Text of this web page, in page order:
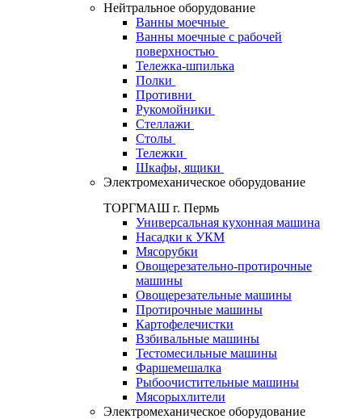
Нейтральное оборудование
Ванны моечные
Ванны моечные с рабочей
поверхностью
Тележка-шпилька
Полки
Противни
Рукомойники
Стеллажи
Столы
Тележки
Шкафы, ящики
Электромеханическое оборудование
ТОРГМАШ г. Пермь
Универсальная кухонная машина
Насадки к УКМ
Мясорубки
Овощерезательно-протирочные
машины
Овощерезательные машины
Протирочные машины
Картофелечистки
Взбивальные машины
Тестомесильные машины
Фаршемешалка
Рыбоочистительные машины
Мясорыхлители
Электромеханическое оборудование